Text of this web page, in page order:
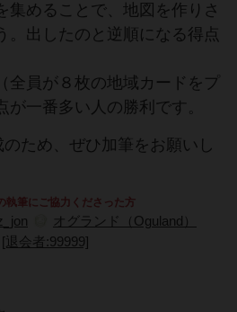
集めることで、地図を作りさ
。出したのと逆順になる得点
全員が８枚の地域カードをプ
が一番多い人の勝利です。
ため、ぜひ加筆をお願いし
執筆にご協力くださった方
オグランド（Oguland）
[退会者:99999]